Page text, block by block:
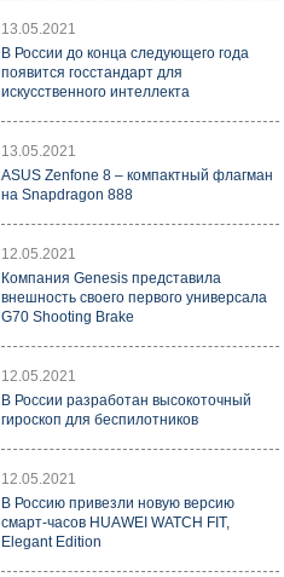
13.05.2021
В России до конца следующего года
появится госстандарт для
искусственного интеллекта
13.05.2021
ASUS Zenfone 8 – компактный флагман
на Snapdragon 888
12.05.2021
Компания Genesis представила
внешность своего первого универсала
G70 Shooting Brake
12.05.2021
В России разработан высокоточный
гироскоп для беспилотников
12.05.2021
В Россию привезли новую версию
смарт-часов HUAWEI WATCH FIT,
Elegant Edition